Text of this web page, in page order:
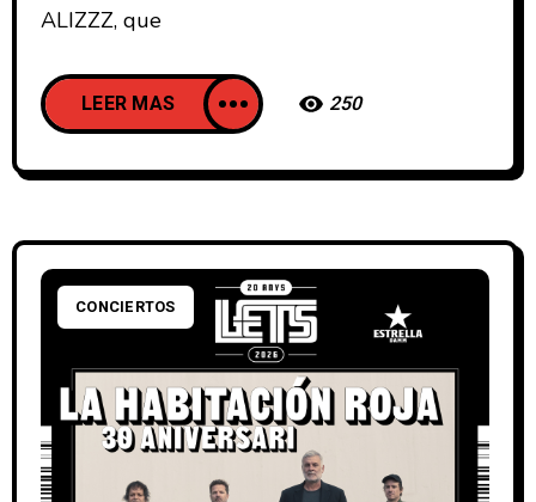
ALIZZZ, que
LEER MAS 250
CONCIERTOS